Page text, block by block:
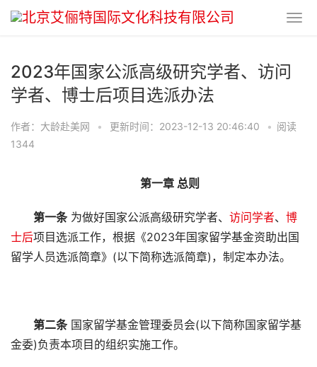
2023年国家公派高级研究学者、访问
学者、博士后项目选派办法
作者：大龄赴美网 • 更新时间：2023-12-13 20:46:40 • 阅读
1344
第一章 总则
第一条为做好国家公派高级研究学者、 访问学者、 博
士后项目选派工作，根据《2023年国家留学基金资助出国
留学人员选派简章》(以下简称选派简章)，制定本办法。
第二条国家留学基金管理委员会(以下简称国家留学基
金委)负责本项目的组织实施工作。